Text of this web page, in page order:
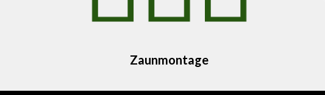
Zaunmontage